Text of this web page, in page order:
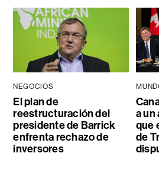
NEGOCIOS
El plan de
reestructuración del
presidente de Barrick
enfrenta rechazo de
inversores
a un
que
de